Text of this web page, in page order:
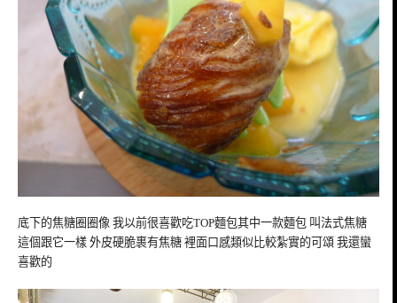
底下的焦糖圈圈像 我以前很喜歡吃TOP麵包其中一款麵包 叫法式焦糖
這個跟它一樣 外皮硬脆裹有焦糖 裡面口感類似比較紮實的可頌 我還蠻
喜歡的